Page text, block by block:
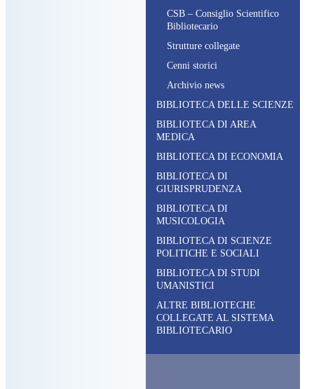
CSB – Consiglio Scientifico
Bibliotecario
Strutture collegate
Cenni storici
Archivio news
BIBLIOTECA DELLE SCIENZE
BIBLIOTECA DI AREA
MEDICA
BIBLIOTECA DI ECONOMIA
BIBLIOTECA DI
GIURISPRUDENZA
BIBLIOTECA DI
MUSICOLOGIA
BIBLIOTECA DI SCIENZE
POLITICHE E SOCIALI
BIBLIOTECA DI STUDI
UMANISTICI
ALTRE BIBLIOTECHE
COLLEGATE AL SISTEMA
BIBLIOTECARIO